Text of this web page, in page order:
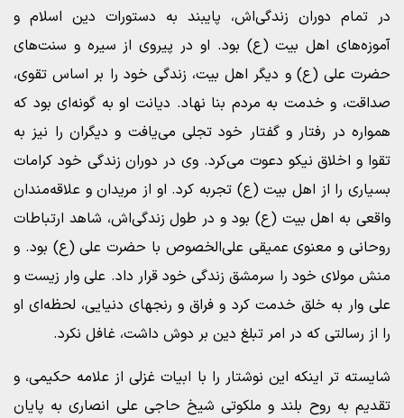
در تمام دوران زندگی‌اش، پایبند به دستورات دین اسلام و
آموزه‌های اهل بیت (ع) بود. او در پیروی از سیره و سنت‌های
حضرت علی (ع) و دیگر اهل بیت، زندگی خود را بر اساس تقوی،
صداقت، و خدمت به مردم بنا نهاد. دیانت او به گونه‌ای بود که
همواره در رفتار و گفتار خود تجلی می‌یافت و دیگران را نیز به
تقوا و اخلاق نیکو دعوت می‌کرد. وی در دوران زندگی خود کرامات
بسیاری را از اهل بیت (ع) تجربه کرد. او از مریدان و علاقه‌مندان
واقعی به اهل بیت (ع) بود و در طول زندگی‌اش، شاهد ارتباطات
روحانی و معنوی عمیقی علی‌الخصوص با حضرت علی (ع) بود. و
منش مولای خود را سرمشق زندگی خود قرار داد. علی وار زیست و
علی وار به خلق خدمت کرد و فراق و رنجهای دنیایی، لحظه‌ای او
را از رسالتی که در امر تبلغ دین بر دوش داشت، غافل نکرد.
شایسته تر اینکه این نوشتار را با ابیات غزلی از علامه حکیمی، و
تقدیم به روح بلند و ملکوتی شیخ حاجی علی انصاری به پایان